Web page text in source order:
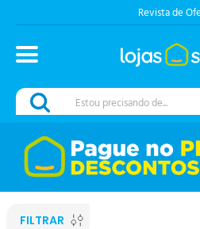
Revista de
Estou precisando de...
FILTRAR